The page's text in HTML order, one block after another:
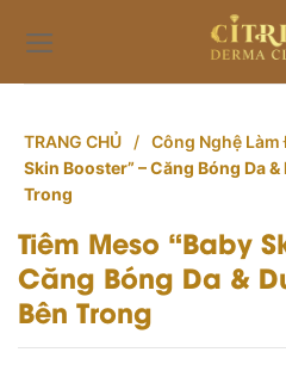
content
TRANG CHỦ / Công Nghệ Làm
Skin Booster” – Căng Bóng Da
Trong
Tiêm Meso “Baby
Căng Bóng Da &
Bên Trong